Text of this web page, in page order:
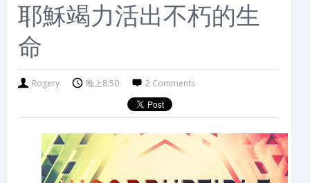
耶穌竭力活出不朽的生
命
Rogery 晚上8:50 2 Comments